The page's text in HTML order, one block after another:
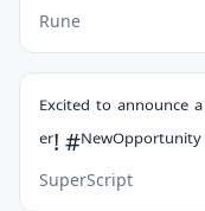
Rune
ᴱˣᶜⁱᵗᵉᵈ ᵗᵒ ᵃⁿⁿᵒᵘⁿᶜᵉ
ᵉʳ! #ᴺᵉʷᴼᵖᵖᵒʳᵗᵘⁿⁱᵗʸ
SuperScript